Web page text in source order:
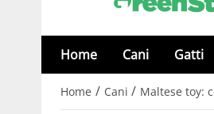
Home Cani Gatti
Home / Cani / Maltese toy: